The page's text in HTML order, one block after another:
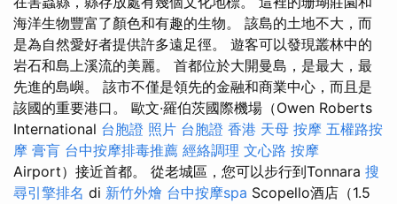
海洋生物豐富了顏色和有趣的生物。 該島的土地不大，而
是為自然愛好者提供許多遠足徑。 遊客可以發現叢林中的
岩石和島上溪流的美麗。 首都位於大開曼島，是最大，最
先進的島嶼。 該市不僅是領先的金融和商業中心，而且是
該國的重要港口。 歐文·羅伯茨國際機場（Owen Roberts
International 台胞證 照片 台胞證 香港 天母 按摩 五權路按
摩 膏肓 台中按摩排毒推薦 經絡調理 文心路 按摩
Airport）接近首都。 從老城區，您可以步行到Tonnara 搜
尋引擎排名 di 新竹外燴 台中按摩spa Scopello酒店（1.5